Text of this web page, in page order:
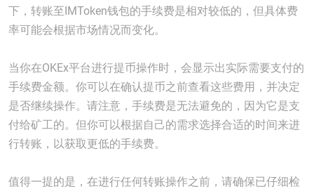
下，转账至IMToken钱包的手续费是相对较低的，但具体费
率可能会根据市场情况而变化。
当你在OKEx平台进行提币操作时，会显示出实际需要支付的
手续费金额。你可以在确认提币之前查看这些费用，并决定
是否继续操作。请注意，手续费是无法避免的，因为它是支
付给矿工的。但你可以根据自己的需求选择合适的时间来进
行转账，以获取更低的手续费。
值得一提的是，在进行任何转账操作之前，请确保已仔细检